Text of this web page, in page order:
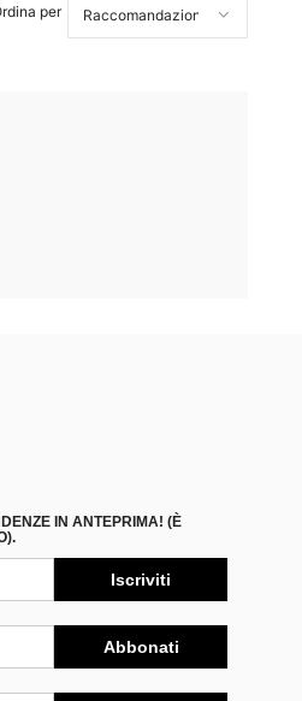
per
IN ANTEPRIMA! (È
Iscriviti
Abbonati